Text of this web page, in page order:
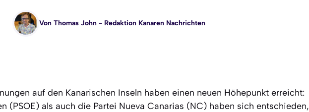
Von Thomas John- Redaktion Kanaren Nachrichten
auf den Kanarischen Inseln haben einen neuen Höhepunkt erreicht:
(PSOE) als auch die Partei Nueva Canarias (NC) haben sich entschieden,